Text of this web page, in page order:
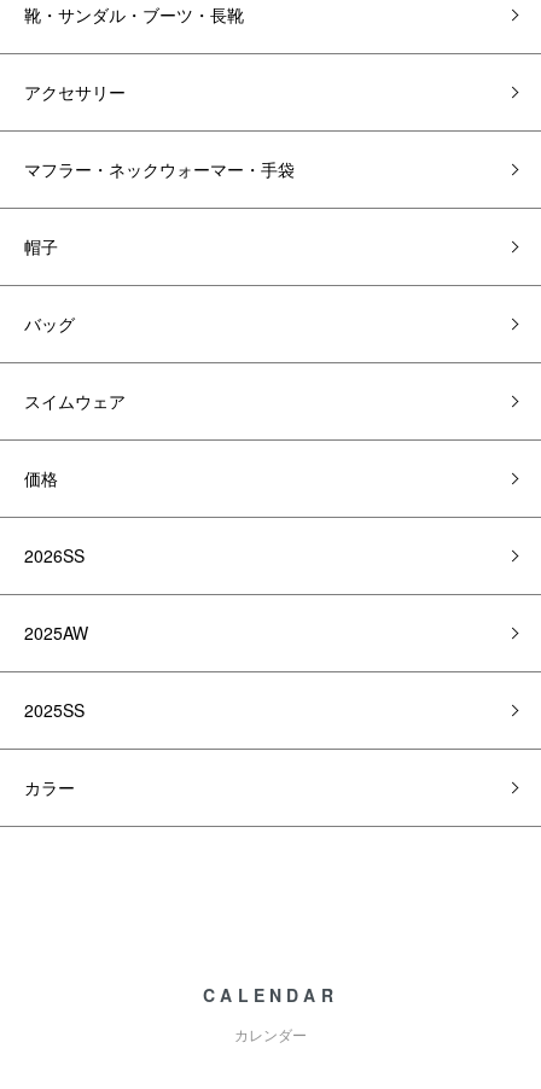
靴・サンダル・ブーツ・長靴
アクセサリー
マフラー・ネックウォーマー・手袋
帽子
バッグ
スイムウェア
価格
2026SS
2025AW
2025SS
カラー
CALENDAR
カレンダー